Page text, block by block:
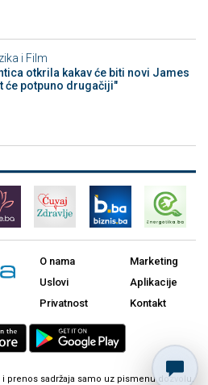
i Film
otkrila kakav će biti novi James
će potpuno drugačiji"
O nama
Uslovi
Privatnost
Marketing
Aplikacije
Kontakt
i prenos sadržaja samo uz pismenu dozvolu.